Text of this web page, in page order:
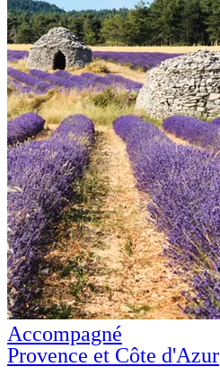
Accompagné
Provence et Côte d'Azur